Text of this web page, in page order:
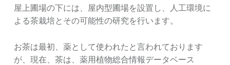
屋上圃場の下には、屋内型圃場を設置し、人工環境に
よる茶栽培とその可能性の研究を行います。
お茶は最初、薬として使われたと言われております
が、現在、茶は、薬用植物総合情報データベース